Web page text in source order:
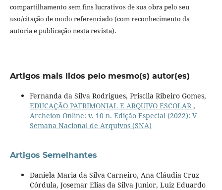
compartilhamento sem fins lucrativos de sua obra pelo seu
uso/citação de modo referenciado (com reconhecimento da
autoria e publicação nesta revista).
Artigos mais lidos pelo mesmo(s) autor(es)
Fernanda da Silva Rodrigues, Priscila Ribeiro Gomes,
EDUCAÇÃO PATRIMONIAL E ARQUIVO ESCOLAR,
Archeion Online: v. 10 n. Edição Especial (2022): V
Semana Nacional de Arquivos (SNA)
Artigos Semelhantes
Daniela Maria da Silva Carneiro, Ana Cláudia Cruz
Córdula, Josemar Elias da Silva Junior, Luiz Eduardo